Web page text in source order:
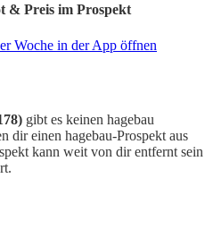
& Preis im Prospekt
Woche in der App öffnen
gibt es keinen hagebau
dir einen hagebau-Prospekt aus
kann weit von dir entfernt sein